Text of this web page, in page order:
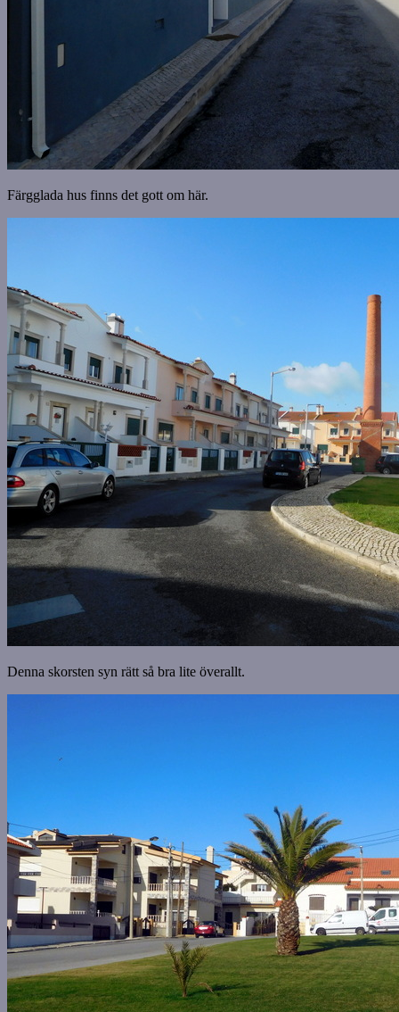
Färgglada hus finns det gott om här.
Denna skorsten syn rätt så bra lite överallt.